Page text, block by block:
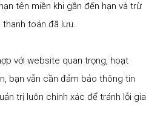
tên miền khi gần đến hạn và trừ
toán đã lưu.
với website quan trọng, hoạt
bạn vẫn cần đảm bảo thông tin
trị luôn chính xác để tránh lỗi gia